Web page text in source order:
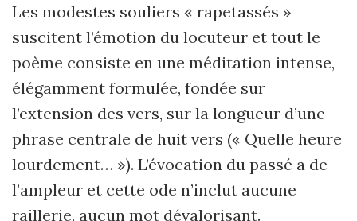
Les modestes souliers « rapetassés »
suscitent l’émotion du locuteur et tout le
poème consiste en une méditation intense,
élégamment formulée, fondée sur
l’extension des vers, sur la longueur d’une
phrase centrale de huit vers (« Quelle heure
lourdement… »). L’évocation du passé a de
l’ampleur et cette ode n’inclut aucune
raillerie, aucun mot dévalorisant.